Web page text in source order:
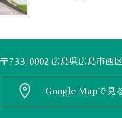
〒733-0002 広島県広島市西
Google Mapで見